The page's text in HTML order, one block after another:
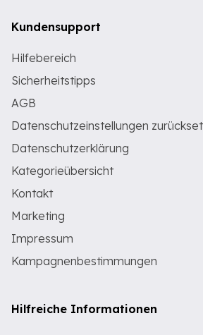
Kundensupport
Hilfebereich
Sicherheitstipps
AGB
Datenschutzeinstellungen
Datenschutzerklärung
Kategorieübersicht
Kontakt
Marketing
Impressum
Kampagnenbestimmungen
Hilfreiche Informationen